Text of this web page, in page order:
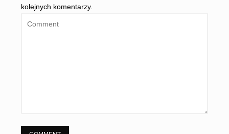
kolejnych komentarzy.